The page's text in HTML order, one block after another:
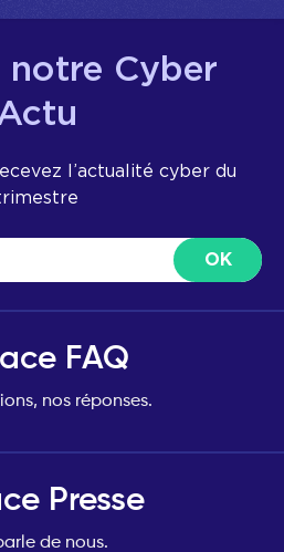
notre Cyber
l’actualité cyber du
FAQ
nos réponses.
Presse
de nous.